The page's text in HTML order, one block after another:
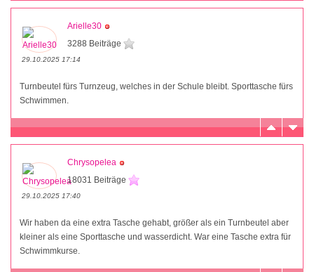
Arielle30
3288 Beiträge
29.10.2025 17:14
Turnbeutel fürs Turnzeug, welches in der Schule bleibt. Sporttasche fürs
Schwimmen.
Chrysopelea
18031 Beiträge
29.10.2025 17:40
Wir haben da eine extra Tasche gehabt, größer als ein Turnbeutel aber
kleiner als eine Sporttasche und wasserdicht. War eine Tasche extra für
Schwimmkurse.